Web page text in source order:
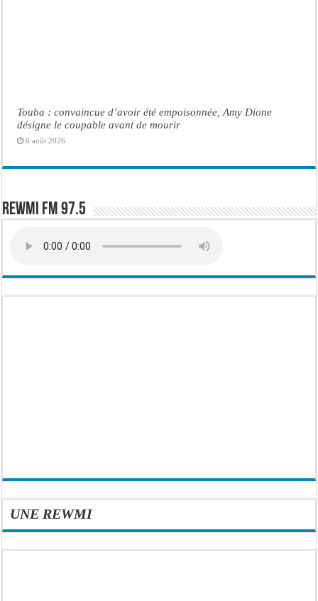
Touba : convaincue d’avoir été empoisonnée, Amy Dione
désigne le coupable avant de mourir
6 août 2026
Rewmi FM 97.5
UNE REWMI